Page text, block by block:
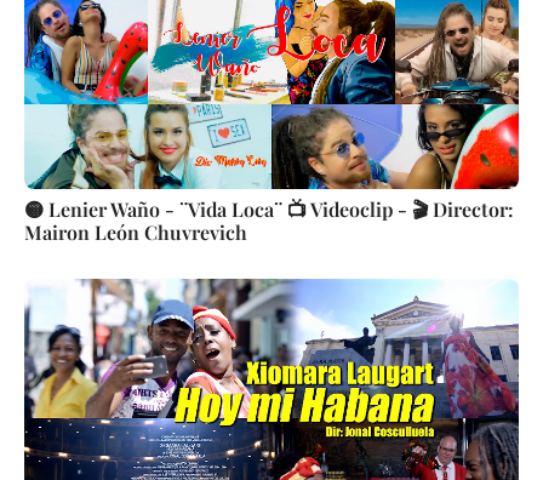
🟡 Lenier Waño - ¨Vida Loca¨ 📺 Videoclip - 🎬 Director:
Mairon León Chuvrevich